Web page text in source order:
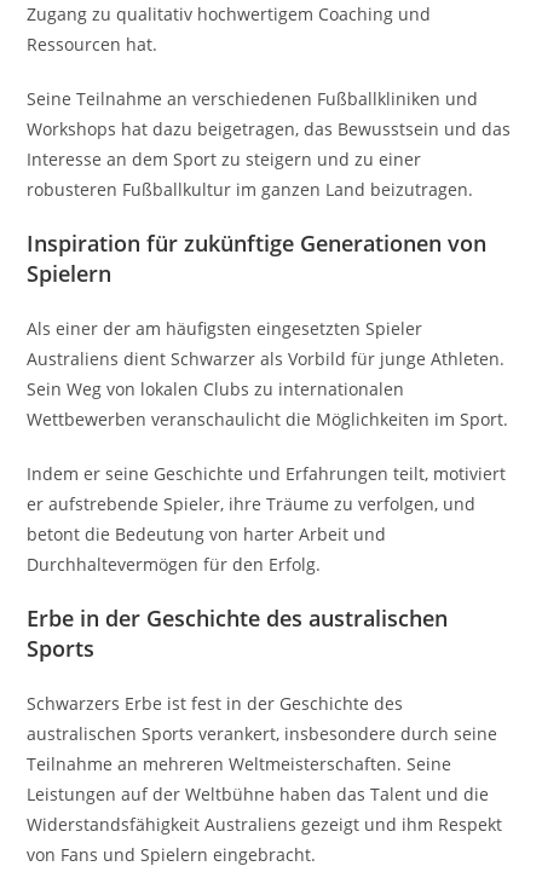
Zugang zu qualitativ hochwertigem Coaching und
Ressourcen hat.
Seine Teilnahme an verschiedenen Fußballkliniken und
Workshops hat dazu beigetragen, das Bewusstsein und das
Interesse an dem Sport zu steigern und zu einer
robusteren Fußballkultur im ganzen Land beizutragen.
Inspiration für zukünftige Generationen von
Spielern
Als einer der am häufigsten eingesetzten Spieler
Australiens dient Schwarzer als Vorbild für junge Athleten.
Sein Weg von lokalen Clubs zu internationalen
Wettbewerben veranschaulicht die Möglichkeiten im Sport.
Indem er seine Geschichte und Erfahrungen teilt, motiviert
er aufstrebende Spieler, ihre Träume zu verfolgen, und
betont die Bedeutung von harter Arbeit und
Durchhaltevermögen für den Erfolg.
Erbe in der Geschichte des australischen
Sports
Schwarzers Erbe ist fest in der Geschichte des
australischen Sports verankert, insbesondere durch seine
Teilnahme an mehreren Weltmeisterschaften. Seine
Leistungen auf der Weltbühne haben das Talent und die
Widerstandsfähigkeit Australiens gezeigt und ihm Respekt
von Fans und Spielern eingebracht.